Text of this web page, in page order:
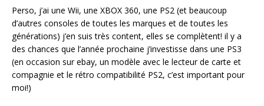
Perso, j’ai une Wii, une XBOX 360, une PS2 (et beaucoup
d’autres consoles de toutes les marques et de toutes les
générations) j’en suis très content, elles se complètent! il y a
des chances que l’année prochaine j’investisse dans une PS3
(en occasion sur ebay, un modèle avec le lecteur de carte et
compagnie et le rétro compatibilité PS2, c’est important pour
moi!)